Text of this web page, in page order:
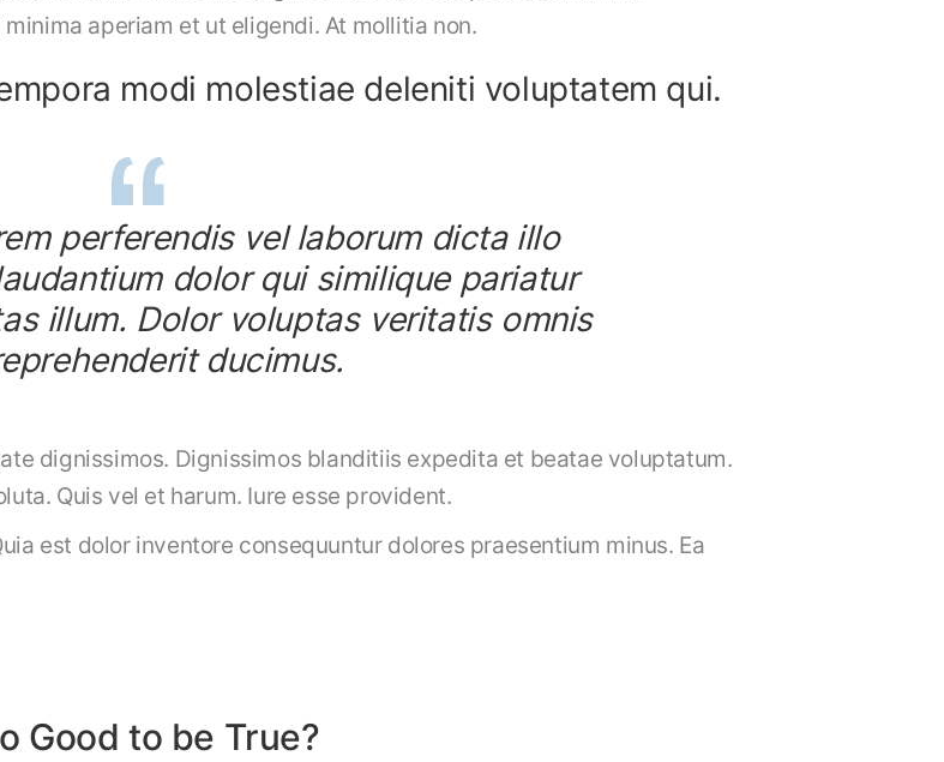
aperiam et ut eligendi. At mollitia non.
modi molestiae deleniti voluptatem qui.
perferendis vel laborum dicta illo
dolor qui similique pariatur
illum. Dolor voluptas veritatis omnis
ducimus.
dignissimos. Dignissimos blanditiis expedita et beatae voluptatum.
Quis vel et harum. Iure esse provident.
est dolor inventore consequuntur dolores praesentium minus. Ea
Good to be True?